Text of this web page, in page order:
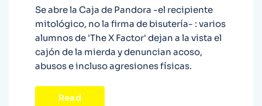
Se abre la Caja de Pandora -el recipiente
mitológico, no la firma de bisutería- : varios
alumnos de 'The X Factor' dejan a la vista el
cajón de la mierda y denuncian acoso,
abusos e incluso agresiones físicas.
Read